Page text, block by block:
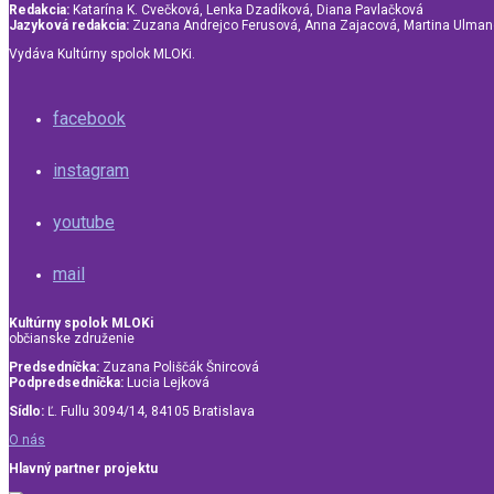
Redakcia: Katarína K. Cvečková, Lenka Dzadíková, Diana Pavlačková
Jazyková redakcia: Zuzana Andrejco Ferusová, Anna Zajacová, Martina
Vydáva Kultúrny spolok MLOKi.
facebook
instagram
youtube
mail
Kultúrny spolok MLOKi
občianske združenie
Predsedníčka: Zuzana Poliščák Šnircová
Podpredsedníčka: Lucia Lejková
Sídlo: Ľ. Fullu 3094/14, 84105 Bratislava
O nás
Hlavný partner projektu